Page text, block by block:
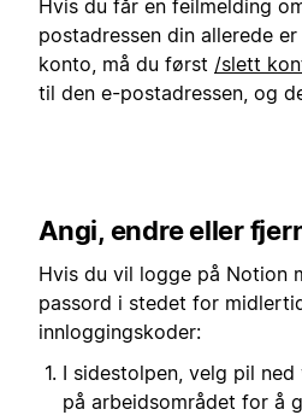
Hvis du får en feilmelding
postadressen din allerede
konto, må du først /slett
til den e-postadressen, og
Angi, endre eller
Hvis du vil logge på Notion
passord i stedet for
innloggingskoder:
I sidestolpen, velg pil
på arbeidsområdet for å